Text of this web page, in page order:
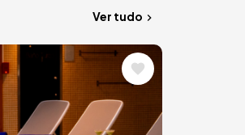
Ver tudo
Imagem